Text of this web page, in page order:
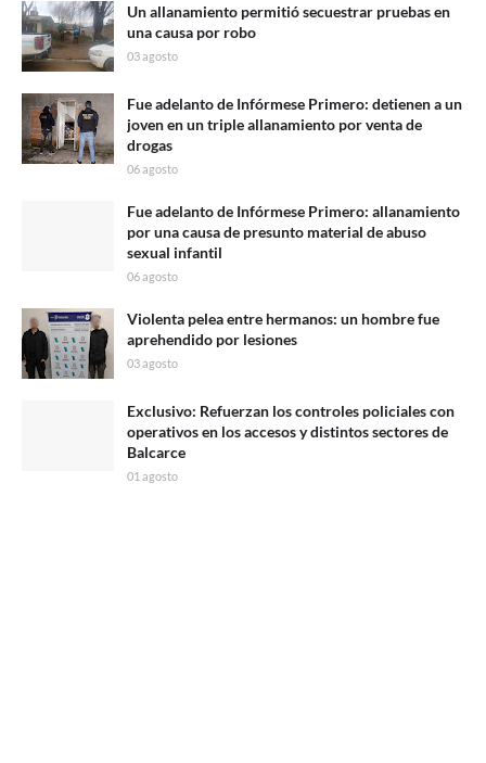
Un allanamiento permitió secuestrar pruebas en
una causa por robo
03 agosto
Fue adelanto de Infórmese Primero: detienen a un
joven en un triple allanamiento por venta de
drogas
06 agosto
Fue adelanto de Infórmese Primero: allanamiento
por una causa de presunto material de abuso
sexual infantil
06 agosto
Violenta pelea entre hermanos: un hombre fue
aprehendido por lesiones
03 agosto
Exclusivo: Refuerzan los controles policiales con
operativos en los accesos y distintos sectores de
Balcarce
01 agosto